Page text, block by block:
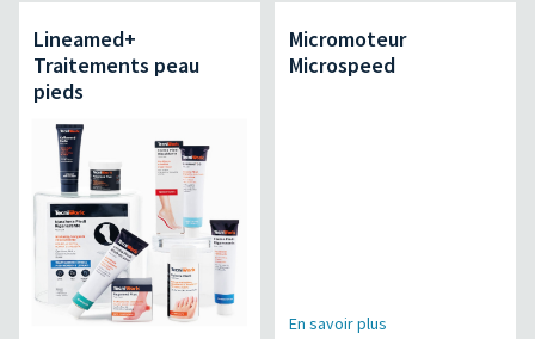
Lineamed+
Traitements peau
pieds
Micromoteur
Microspeed
En savoir plus